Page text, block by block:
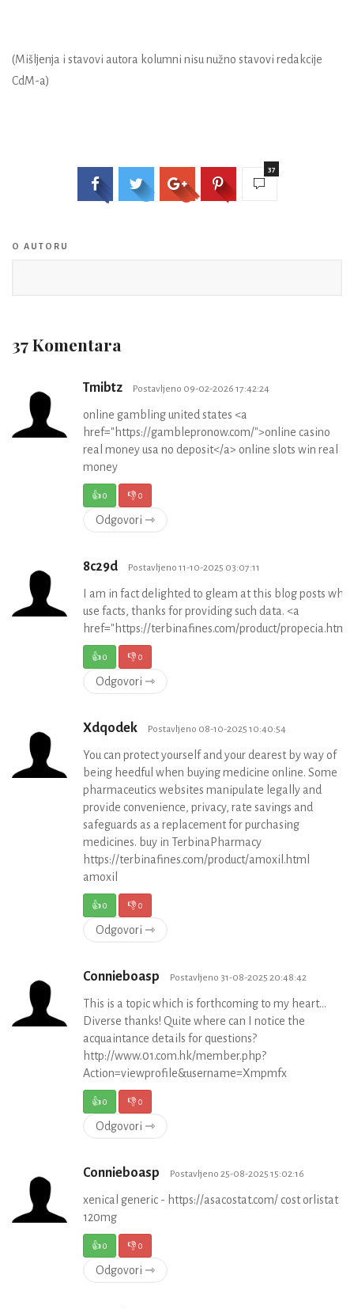
(Mišljenja i stavovi autora kolumni nisu nužno stavovi redakcije
CdM-a)
37
O AUTORU
37 Komentara
Tmibtz Postavljeno 09-02-2026 17:42:24
online gambling united states <a
href="https://gamblepronow.com/">online casino
real money usa no deposit</a> online slots win real
money
👍0 👎0
Odgovori ⇾
8c29d Postavljeno 11-10-2025 03:07:11
I am in fact delighted to gleam at this blog posts
use facts, thanks for providing such data. <a
href="https://terbinafines.com/product/
👍0 👎0
Odgovori ⇾
Xdqodek Postavljeno 08-10-2025 10:40:54
You can protect yourself and your dearest by way of
being heedful when buying medicine online. Some
pharmaceutics websites manipulate legally and
provide convenience, privacy, rate savings and
safeguards as a replacement for purchasing
medicines. buy in TerbinaPharmacy
https://terbinafines.com/product/amoxil.html
amoxil
👍0 👎0
Odgovori ⇾
Connieboasp Postavljeno 31-08-2025 20:48:42
This is a topic which is forthcoming to my heart…
Diverse thanks! Quite where can I notice the
acquaintance details for questions?
http://www.01.com.hk/member.php?
Action=viewprofile&username=Xmpmfx
👍0 👎0
Odgovori ⇾
Connieboasp Postavljeno 25-08-2025 15:02:16
xenical generic - https://asacostat.com/ cost orlistat
120mg
👍0 👎0
Odgovori ⇾